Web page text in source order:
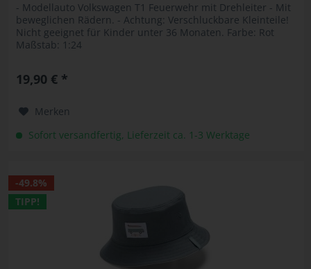
- Modellauto Volkswagen T1 Feuerwehr mit Drehleiter - Mit
beweglichen Rädern. - Achtung: Verschluckbare Kleinteile!
Nicht geeignet für Kinder unter 36 Monaten. Farbe: Rot
Maßstab: 1:24
19,90 € *
Merken
Sofort versandfertig, Lieferzeit ca. 1-3 Werktage
-49.8%
TIPP!